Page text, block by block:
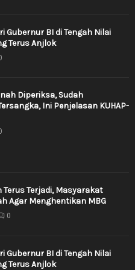
Gubernur BI di Tengah Nilai
Terus Anjlok
Diperiksa, Sudah
Ini Penjelasan KUHAP-
Terus Terjadi, Masyarakat
Agar Menghentikan MBG
0
Gubernur BI di Tengah Nilai
Terus Anjlok